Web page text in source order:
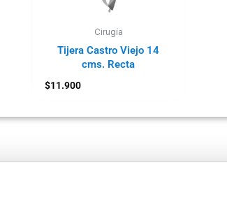
Cirugía
Tijera Castro Viejo 14
cms. Recta
$11.900